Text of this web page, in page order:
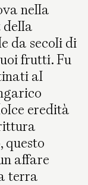
nella
della
da secoli di
frutti. Fu
al
eredità
questo
affare
terra